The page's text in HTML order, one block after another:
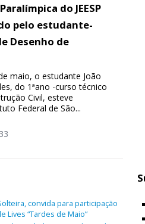
Paralímpica do JEESP
pelo estudante-
Desenho de
maio, o estudante João
do 1ªano -curso técnico
Civil, esteve
Federal de São...
convida para participação
Lives “Tardes de Maio”